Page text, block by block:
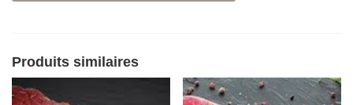
Produits similaires